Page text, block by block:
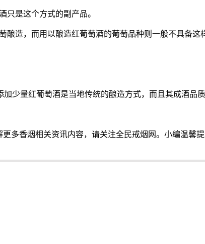
只是这个方式的副产品。
造，而用以酿造红葡萄酒的葡萄品种则一般不具备这
少量红葡萄酒是当地传统的酿造方式，而且其成酒品质
多香烟相关资讯内容，请关注全民戒烟网。小编温馨